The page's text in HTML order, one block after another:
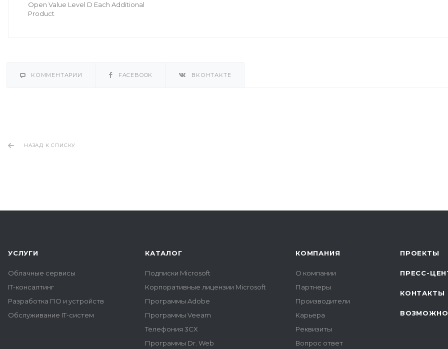
Open Value Level D Each Additional
Product
КОММЕНТАРИИ FACEBOOK ВКОНТАКТЕ
НАЗАД К СПИСКУ
УСЛУГИ
Облачные сервисы
IT-консалтинг
Разработка ПО и устройств
Обслуживание IT-систем
КАТАЛОГ
Подписки Microsoft
Корпоративные лицензии Microsoft
Программы Adobe
Программы Veeam
Телефония 3CX
Программы Dr. Web
КОМПАНИЯ
О компании
Партнеры
Производители
Карьера
Реквизиты
Вопрос ответ
ПРОЕКТЫ
ПРЕСС-
КОНТАКТЫ